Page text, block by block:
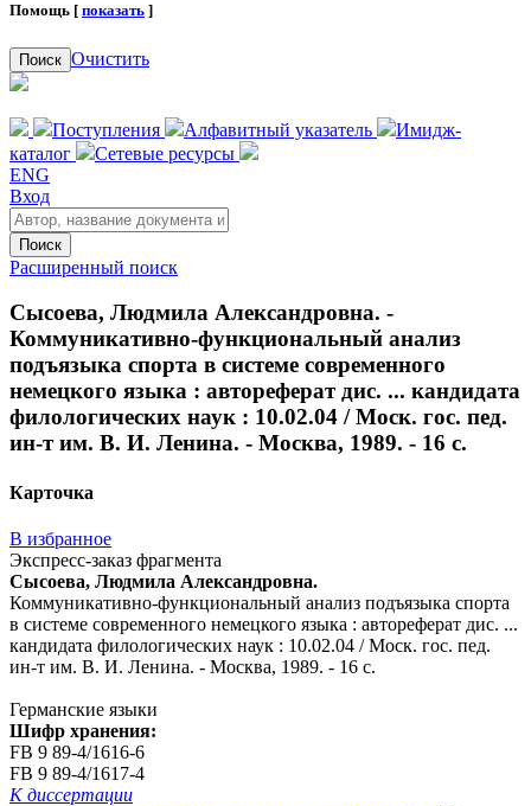
Помощь [ показать ]
Поиск Очистить
Поступления Алфавитный указатель
Имидж-
каталог
Сетевые ресурсы
ENG
Вход
Поиск
Расширенный поиск
Сысоева, Людмила Александровна. -
Коммуникативно-функциональный анализ
подъязыка спорта в системе современного
немецкого языка : автореферат дис. ... кандидата
филологических наук : 10.02.04 / Моск. гос. пед.
ин-т им. В. И. Ленина. - Москва, 1989. - 16 с.
Карточка
В избранное
Экспресс-заказ фрагмента
Сысоева, Людмила Александровна.
Коммуникативно-функциональный анализ подъязыка спорта
в системе современного немецкого языка : автореферат дис. ...
кандидата филологических наук : 10.02.04 / Моск. гос. пед.
ин-т им. В. И. Ленина. - Москва, 1989. - 16 с.
Германские языки
Шифр хранения:
FB 9 89-4/1616-6
FB 9 89-4/1617-4
К диссертации